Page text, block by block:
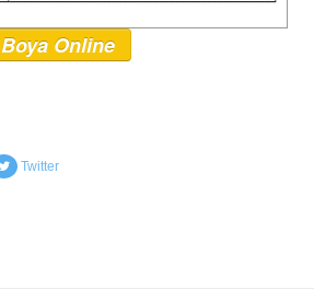
Boya Online
Twitter